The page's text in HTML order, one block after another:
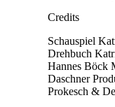
Credits
Schauspiel
Drehbuch
Hannes Böck
Daschner
Prokesch &